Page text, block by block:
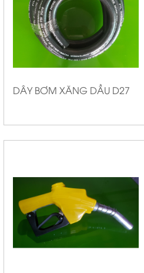
DÂY BƠM XĂNG DẦU D27